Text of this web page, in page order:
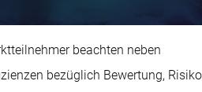
beachten neben
bezüglich Bewertung, Risiko